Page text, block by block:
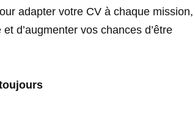
adapter votre CV à chaque mission,
d’augmenter vos chances d’être